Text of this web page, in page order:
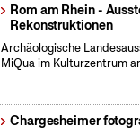
Rom am Rhein -
Rekonstruktionen
Archäologische
MiQua im Kulturzentrum
Chargesheimer